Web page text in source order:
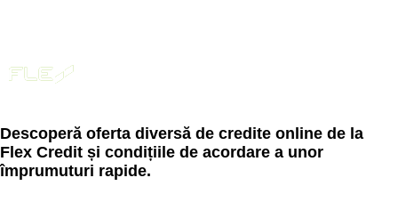
Descoperă oferta diversă de credite online de la
Flex Credit și condițiile de acordare a unor
împrumuturi rapide.